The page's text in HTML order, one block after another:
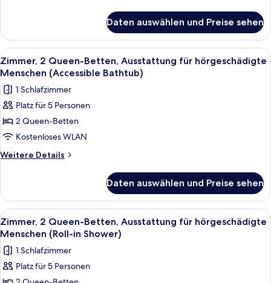
anzeigen
2 Queen-
Betten,
Ausstattung
für
hörgeschädigte
Menschen
Daten auswählen und Preise sehen
Alle
Fotos
für
Zimmer,
2 Queen-
Betten,
Ausstattung
für
(Accessible
Bathtub)
anzeigen
Ein Hotelzimmer mit zwei Betten,
4
Zimmer, 2 Queen-Betten, Ausstattung für hörgeschädigte
Menschen (Accessible Bathtub)
1 Schlafzimmer
Platz für 5 Personen
2 Queen-Betten
Kostenloses WLAN
Weitere Details
Weitere
2 Queen-
Betten,
Ausstattung
für
hörgeschädigte
Menschen
(Accessible
Daten auswählen und Preise sehen
Alle
Fotos
für
Zimmer,
2 Queen-
Ein Hotelzimmer mit zwei Betten,
4
Zimmer, 2 Queen-Betten, Ausstattung für hörgeschädigte
Menschen (Roll-in Shower)
1 Schlafzimmer
Platz für 5 Personen